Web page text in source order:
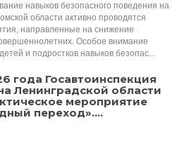
навыков безопасного поведения на
области активно проводятся
направленные на снижение
Особое внимание
и подростков навыков безопас...
года Госавтоинспекция
Ленинградской области
мероприятие
переход»....